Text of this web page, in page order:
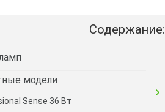
Содержание:
модели
Sense 36 Вт